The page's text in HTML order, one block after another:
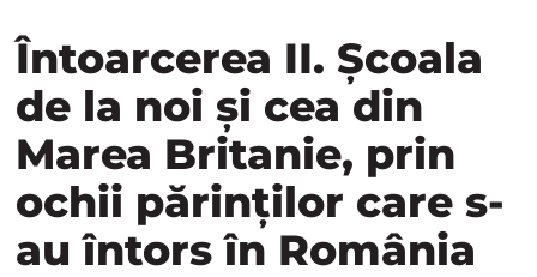
Întoarcerea II. Școala
de la noi și cea din
Marea Britanie, prin
ochii părinților care s-
au întors în România